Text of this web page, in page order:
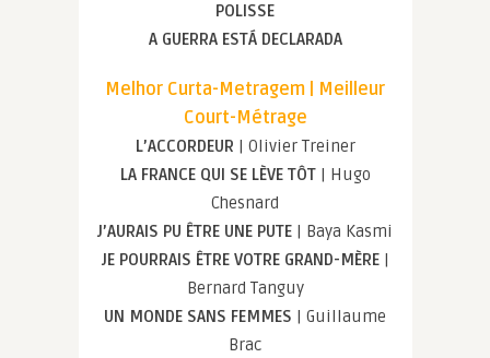
POLISSE
A GUERRA ESTÁ DECLARADA
Melhor Curta-Metragem | Meilleur
Court-Métrage
L’ACCORDEUR | Olivier Treiner
LA FRANCE QUI SE LÈVE TÔT| Hugo
Chesnard
J’AURAIS PU ÊTRE UNE PUTE | Baya Kasmi
JE POURRAIS ÊTRE VOTRE GRAND-MÈRE|
Bernard Tanguy
UN MONDE SANS FEMMES | Guillaume
Brac